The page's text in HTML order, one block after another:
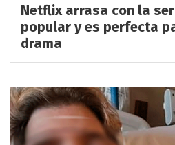
Netflix arrasa con la
popular y es perfecta
drama